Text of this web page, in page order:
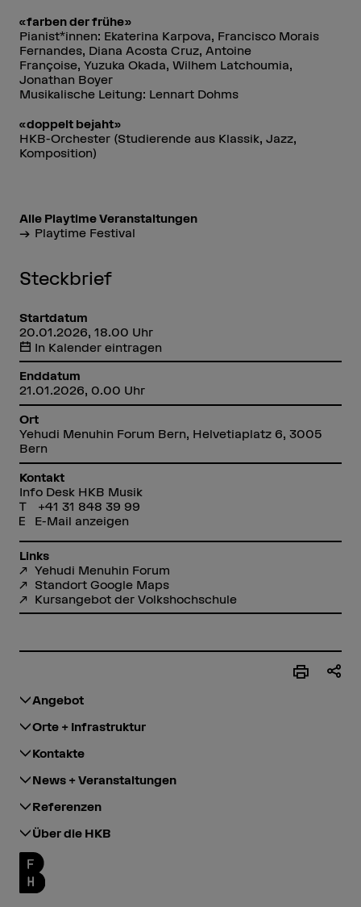
«farben der frühe»
Pianist*innen: Ekaterina Karpova, Francisco Morais
Fernandes, Diana Acosta Cruz, Antoine
Françoise, Yuzuka Okada, Wilhem Latchoumia,
Jonathan Boyer
Musikalische Leitung: Lennart Dohms
«doppelt bejaht»
HKB-Orchester (Studierende aus Klassik, Jazz,
Komposition)
Alle Playtime Veranstaltungen
Playtime Festival
Steckbrief
Startdatum
20.01.2026, 18.00 Uhr
In Kalender eintragen
Enddatum
21.01.2026, 0.00 Uhr
Ort
Yehudi Menuhin Forum Bern, Helvetiaplatz 6, 3005
Bern
Kontakt
Info Desk HKB Musik
+41 31 848 39 99
E-Mail anzeigen
Links
Yehudi Menuhin Forum
Standort Google Maps
Kursangebot der Volkshochschule
Angebot
Orte + Infrastruktur
Kontakte
News + Veranstaltungen
Referenzen
Über die HKB